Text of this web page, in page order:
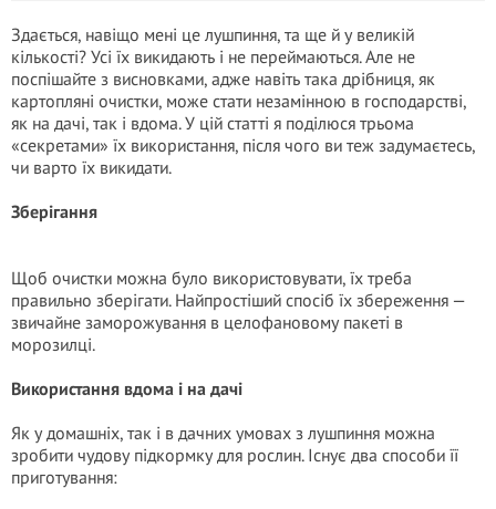
Здається, навіщо мені це лушпиння, та ще й у великій
кількості? Усі їх викидають і не переймаються. Але не
поспішайте з висновками, адже навіть така дрібниця, як
картопляні очистки, може стати незамінною в господарстві,
як на дачі, так і вдома. У цій статті я поділюся трьома
«секретами» їх використання, після чого ви теж задумаєтесь,
чи варто їх викидати.
Зберігання
Щоб очистки можна було використовувати, їх треба
правильно зберігати. Найпростіший спосіб їх збереження —
звичайне заморожування в целофановому пакеті в
морозилці.
Використання вдома і на дачі
Як у домашніх, так і в дачних умовах з лушпиння можна
зробити чудову підкормку для рослин. Існує два способи її
приготування: